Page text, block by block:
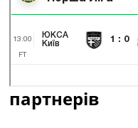
партнерів